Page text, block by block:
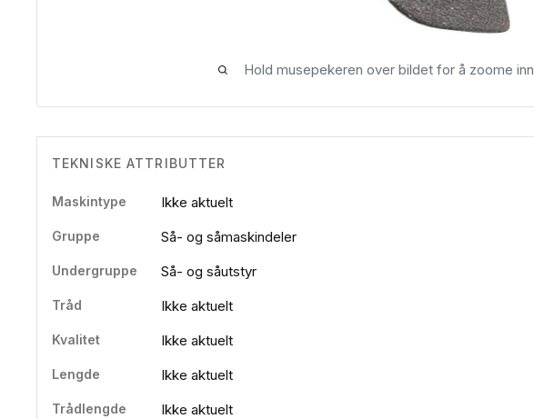
Hold musepekeren over bildet for å zoome inn
TEKNISKE ATTRIBUTTER
Maskintype Ikke aktuelt
Gruppe Så- og såmaskindeler
Undergruppe Så- og såutstyr
Tråd Ikke aktuelt
Kvalitet Ikke aktuelt
Lengde Ikke aktuelt
Trådlengde Ikke aktuelt